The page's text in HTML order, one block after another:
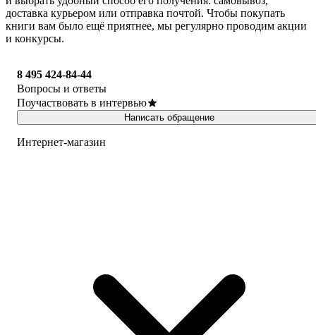
доставка курьером или отправка почтой. Чтобы покупать
книги вам было ещё приятнее, мы регулярно проводим акции
и конкурсы.
8 495 424-84-44
Вопросы и ответы
Поучаствовать в интервью
Написать обращение
Интернет-магазин